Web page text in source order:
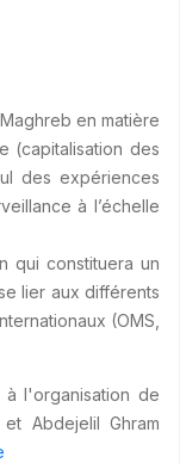
en matière
(capitalisation des
des expériences
à l’échelle
qui constituera un
lier aux différents
(OMS,
à l'organisation de
Abdejelil Ghram